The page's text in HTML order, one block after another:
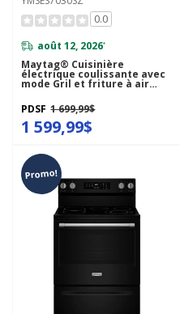
0.0
août 12, 2026*
Maytag® Cuisinière
électrique coulissante avec
mode Gril et friture à air
- 30 po YMSES7030SZ
PDSF 1 699,99$
1 599,99$
Promo!